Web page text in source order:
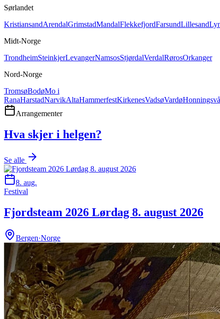
Sørlandet
KristiansandArendalGrimstadMandalFlekkefjordFarsundLillesand
Midt-Norge
TrondheimSteinkjerLevangerNamsosStjørdalVerdalRørosOrkanger
Nord-Norge
TromsøBodøMo i
RanaHarstadNarvikAltaHammerfestKirkenesVadsøVardø
Arrangementer
Hva skjer i helgen?
Se alle
8. aug.
Festival
Fjordsteam 2026 Lørdag 8. august 2026
Bergen·Norge